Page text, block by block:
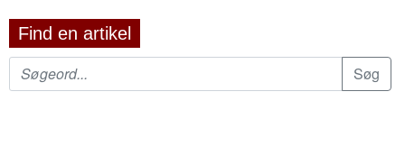
Find en artikel